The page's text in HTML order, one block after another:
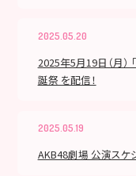
2025.05.20
2025年5月19日（月）
誕祭 を配信！
2025.05.19
AKB48劇場 公演スケ